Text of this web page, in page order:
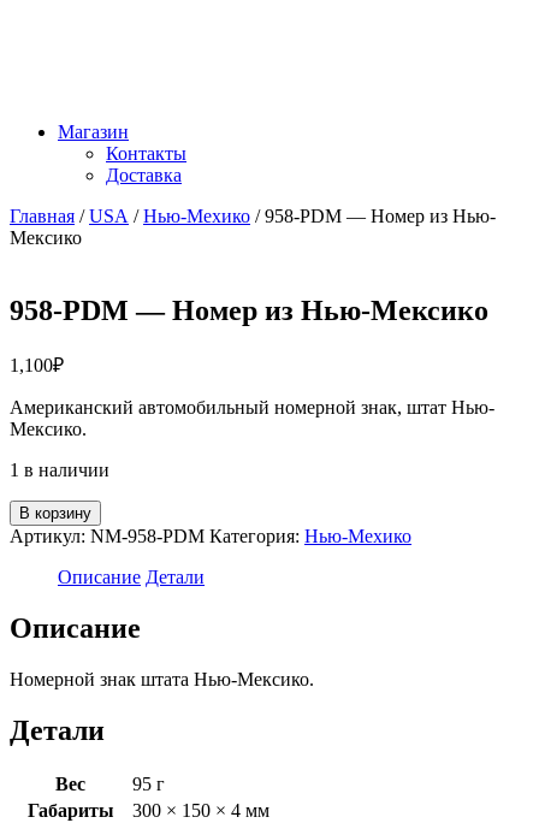
Магазин
Контакты
Доставка
Главная /USA /Нью-Мехико / 958-PDM — Номер из Нью-
Мексико
958-PDM — Номер из Нью-Мексико
1,100₽
Американский автомобильный номерной знак, штат Нью-
Мексико.
1 в наличии
Количество
товара
958-
Номер
из
Мексико
В корзину
Артикул: NM-958-PDM Категория: Нью-Мехико
Описание Детали
Описание
Номерной знак штата Нью-Мексико.
Детали
Вес
95 г
Габариты
300 × 150 × 4 мм